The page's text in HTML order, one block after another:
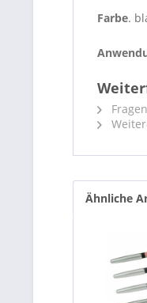
Farbe.
Ähnliche